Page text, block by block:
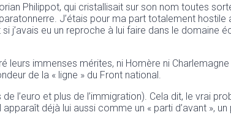
Philippot, qui cristallisait sur son nom toutes
J’étais pour ma part totalement hostile
j’avais eu un reproche à lui faire dans le
immenses mérites, ni Homère ni
de la « ligne » du Front national.
l’euro et plus de l’immigration). Cela dit, le vrai
déjà lui aussi comme un « parti d’avant »,